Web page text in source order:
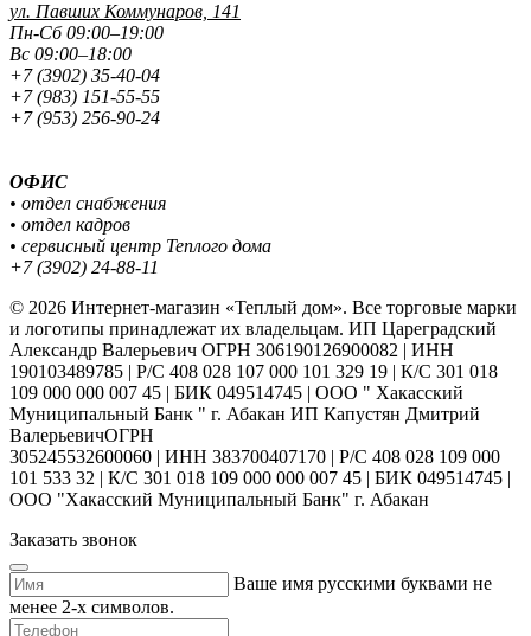
ул. Павших Коммунаров, 141
Пн-Сб 09:00–19:00
Вс 09:00–18:00
+7 (3902) 35-40-04
+7 (983) 151-55-55
+7 (953) 256-90-24
ОФИС
• отдел снабжения
• отдел кадров
• сервисный центр Теплого дома
+7 (3902) 24-88-11
© 2026 Интернет-магазин «Теплый дом». Все торговые марки
и логотипы принадлежат их владельцам. ИП Цареградский
Александр Валерьевич ОГРН 306190126900082 | ИНН
190103489785 | Р/С 408 028 107 000 101 329 19 | К/С 301 018
109 000 000 007 45 | БИК 049514745 | ООО " Хакасский
Муниципальный Банк " г. Абакан ИП Капустян Дмитрий
ВалерьевичОГРН
305245532600060 | ИНН 383700407170 | Р/С 408 028 109 000
101 533 32 | К/С 301 018 109 000 000 007 45 | БИК 049514745 |
ООО "Хакасский Муниципальный Банк" г. Абакан
Заказать звонок
Ваше имя русскими буквами не
менее 2-х символов.